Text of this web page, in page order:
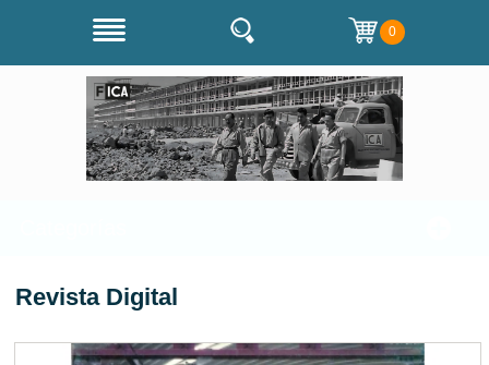
0
Revista Digital